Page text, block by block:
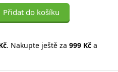
Přidat do košíku
. Nakupte ještě za 999 Kč a